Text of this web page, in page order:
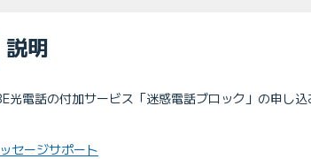
説明
光電話の付加サービス「迷惑電話ブロック」の申し
セージサポート